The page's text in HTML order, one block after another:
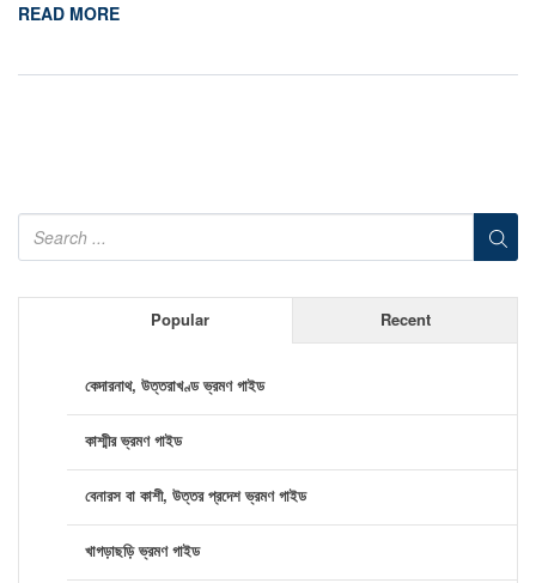
READ MORE
Popular Recent
কেদারনাথ, উত্তরাখণ্ড ভ্রমণ গাইড
কাশ্মীর ভ্রমণ গাইড
বেনারস বা কাশী, উত্তর প্রদেশ ভ্রমণ গাইড
খাগড়াছড়ি ভ্রমণ গাইড